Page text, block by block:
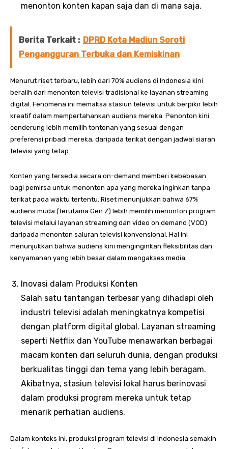
menonton konten kapan saja dan di mana saja.
Berita Terkait : DPRD Kota Madiun Soroti
Pengangguran Terbuka dan Kemiskinan
Menurut riset terbaru, lebih dari 70% audiens di Indonesia kini
beralih dari menonton televisi tradisional ke layanan streaming
digital. Fenomena ini memaksa stasiun televisi untuk berpikir lebih
kreatif dalam mempertahankan audiens mereka. Penonton kini
cenderung lebih memilih tontonan yang sesuai dengan
preferensi pribadi mereka, daripada terikat dengan jadwal siaran
televisi yang tetap.
Konten yang tersedia secara on-demand memberi kebebasan
bagi pemirsa untuk menonton apa yang mereka inginkan tanpa
terikat pada waktu tertentu. Riset menunjukkan bahwa 67%
audiens muda (terutama Gen Z) lebih memilih menonton program
televisi melalui layanan streaming dan video on demand (VOD)
daripada menonton saluran televisi konvensional. Hal ini
menunjukkan bahwa audiens kini menginginkan fleksibilitas dan
kenyamanan yang lebih besar dalam mengakses media.
Inovasi dalam Produksi Konten
Salah satu tantangan terbesar yang dihadapi oleh
industri televisi adalah meningkatnya kompetisi
dengan platform digital global. Layanan streaming
seperti Netflix dan YouTube menawarkan berbagai
macam konten dari seluruh dunia, dengan produksi
berkualitas tinggi dan tema yang lebih beragam.
Akibatnya, stasiun televisi lokal harus berinovasi
dalam produksi program mereka untuk tetap
menarik perhatian audiens.
Dalam konteks ini, produksi program televisi di Indonesia semakin